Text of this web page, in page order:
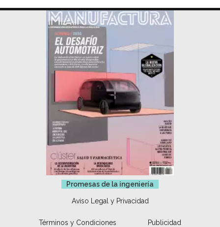
Promesas de la ingeniería
Aviso Legal y Privacidad
Términos y Condiciones Publicidad